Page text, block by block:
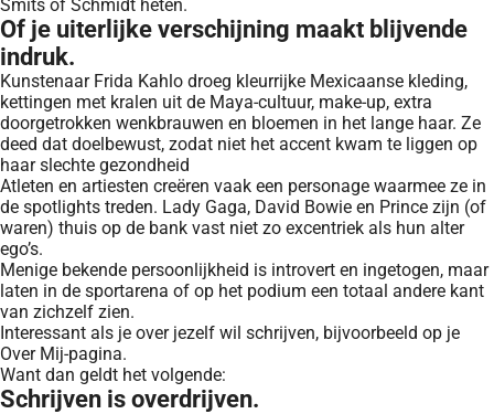
Smits of Schmidt heten.
Of je uiterlijke verschijning maakt blijvende
indruk.
Kunstenaar Frida Kahlo droeg kleurrijke Mexicaanse kleding,
kettingen met kralen uit de Maya-cultuur, make-up, extra
doorgetrokken wenkbrauwen en bloemen in het lange haar. Ze
deed dat doelbewust, zodat niet het accent kwam te liggen op
haar slechte gezondheid
Atleten en artiesten creëren vaak een personage waarmee ze in
de spotlights treden. Lady Gaga, David Bowie en Prince zijn (of
waren) thuis op de bank vast niet zo excentriek als hun alter
ego’s.
Menige bekende persoonlijkheid is introvert en ingetogen, maar
laten in de sportarena of op het podium een totaal andere kant
van zichzelf zien.
Interessant als je over jezelf wil schrijven, bijvoorbeeld op je
Over Mij-pagina.
Want dan geldt het volgende:
Schrijven is overdrijven.